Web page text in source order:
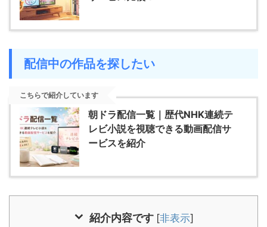
配信中の作品を探したい
こちらで紹介しています
朝ドラ配信一覧｜歴代NHK連続テ
レビ小説を視聴できる動画配信サ
ービスを紹介
紹介内容です [非表示]